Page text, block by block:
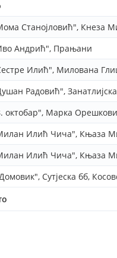
Станојловић", Кнеза
Андрић", Прањани
Илић", Милована
Радовић",
октобар", Марка
Илић Чича", Књаза
Илић Чича", Књаза
Сутјеска бб,